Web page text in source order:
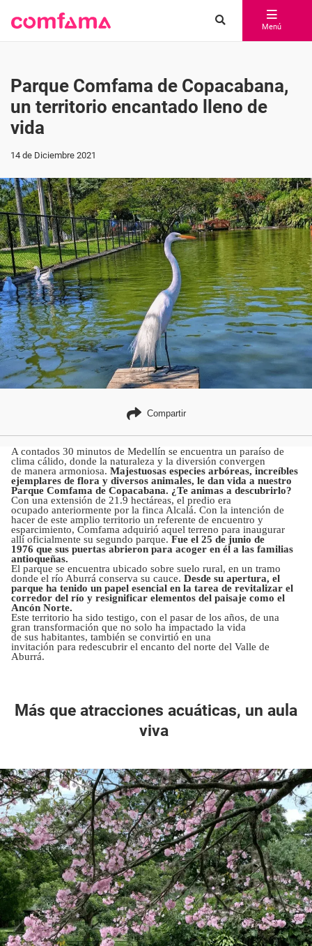
Menú
Parque Comfama de Copacabana,
un territorio encantado lleno de
vida
14 de Diciembre 2021
Compartir
A contados 30 minutos de Medellín se encuentra un paraíso de
clima cálido, donde la naturaleza y la diversión convergen
de manera armoniosa. Majestuosas especies arbóreas, increíbles
ejemplares de flora y diversos animales, le dan vida a nuestro
Parque Comfama de Copacabana. ¿Te animas a descubrirlo?
Con una extensión de 21.9 hectáreas, el predio era
ocupado anteriormente por la finca Alcalá. Con la intención de
hacer de este amplio territorio un referente de encuentro y
esparcimiento, Comfama adquirió aquel terreno para inaugurar
allí oficialmente su segundo parque. Fue el 25 de junio de
1976 que sus puertas abrieron para acoger en él a las familias
antioqueñas.
El parque se encuentra ubicado sobre suelo rural, en un tramo
donde el río Aburrá conserva su cauce. Desde su apertura, el
parque ha tenido un papel esencial en la tarea de revitalizar el
corredor del río y resignificar elementos del paisaje como el
Ancón Norte.
Este territorio ha sido testigo, con el pasar de los años, de una
gran transformación que no solo ha impactado la vida
de sus habitantes, también se convirtió en una
invitación para redescubrir el encanto del norte del Valle de
Aburrá.
Más que atracciones acuáticas, un aula
viva